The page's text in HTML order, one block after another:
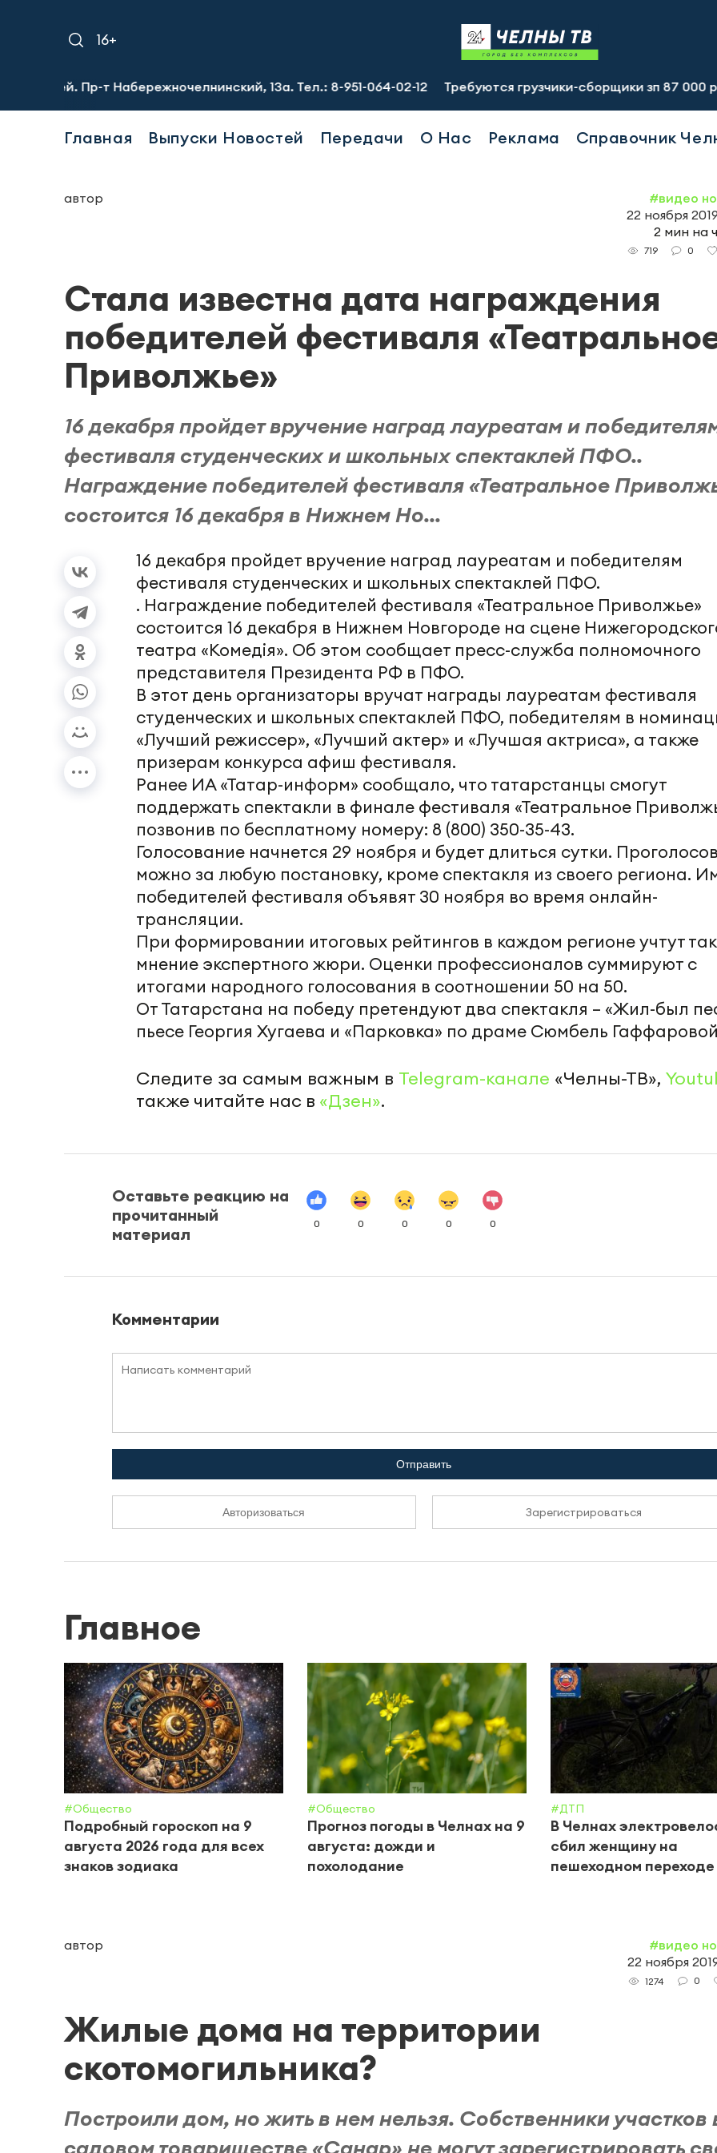
16+
т Набережночелнинский, 13а. Тел.: 8-951-064-02-12 Требуются грузчики-сборщики зп 87 000 руб.,
Главная Выпуски Новостей Передачи О Нас Реклама Справочник
автор
#видео
22 ноября
2 мин на
719 0
Стала известна дата награждения
победителей фестиваля
Приволжье»
16 декабря пройдет вручение наград лауреатам и
фестиваля студенческих и школьных спектаклей ПФО..
Награждение победителей фестиваля «Театральное
состоится 16 декабря в Нижнем Но...
16 декабря пройдет вручение наград лауреатам и победителям
фестиваля студенческих и школьных спектаклей ПФО.
. Награждение победителей фестиваля «Театральное Приволжье»
состоится 16 декабря в Нижнем Новгороде на сцене
театра «Комедiя». Об этом сообщает пресс-служба полномочного
представителя Президента РФ в ПФО.
В этот день организаторы вручат награды лауреатам фестиваля
студенческих и школьных спектаклей ПФО, победителям в
«Лучший режиссер», «Лучший актер» и «Лучшая актриса», а также
призерам конкурса афиш фестиваля.
Ранее ИА «Татар-информ» сообщало, что татарстанцы смогут
поддержать спектакли в финале фестиваля «Театральное
позвонив по бесплатному номеру: 8 (800) 350-35-43.
Голосование начнется 29 ноября и будет длиться сутки.
можно за любую постановку, кроме спектакля из своего региона.
победителей фестиваля объявят 30 ноября во время онлайн-
трансляции.
При формировании итоговых рейтингов в каждом регионе учтут
мнение экспертного жюри. Оценки профессионалов суммируют с
итогами народного голосования в соотношении 50 на 50.
От Татарстана на победу претендуют два спектакля – «Жил-был
пьесе Георгия Хугаева и «Парковка» по драме Сюмбель
Следите за самым важным в Telegram-канале «Челны-ТВ»,
также читайте нас в «Дзен».
Оставьте реакцию на
прочитанный
материал
0 0 0 0 0
Комментарии
Отправить
Авторизоваться Зарегистрироваться
Главное
#Общество
Подробный гороскоп на 9
августа 2026 года для всех
знаков зодиака
#Общество
Прогноз погоды в Челнах на 9
августа: дожди и
похолодание
#ДТП
В Челнах
сбил женщину на
пешеходном переходе
автор
#видео
22 ноября
1274 0
Жилые дома на территории
скотомогильника?
Построили дом, но жить в нем нельзя. Собственники участков